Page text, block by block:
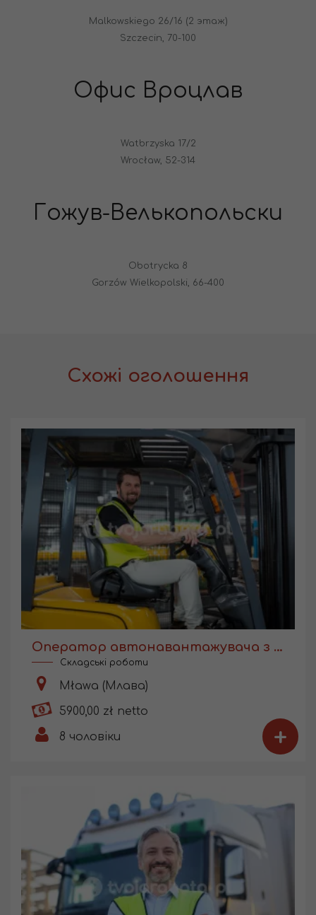
Malkowskiego 26/16 (2 этаж)
Szczecin, 70-100
Офис Вроцлав
Watbrzyska 17/2
Wrocław, 52-314
Гожув-Велькопольски
Obotrycka 8
Gorzów Wielkopolski, 66-400
Схожі оголошення
Оператор автонавантажувача з UDT
Складські роботи
Mława (Млава)
5900,00 zł netto
8 чоловіки +